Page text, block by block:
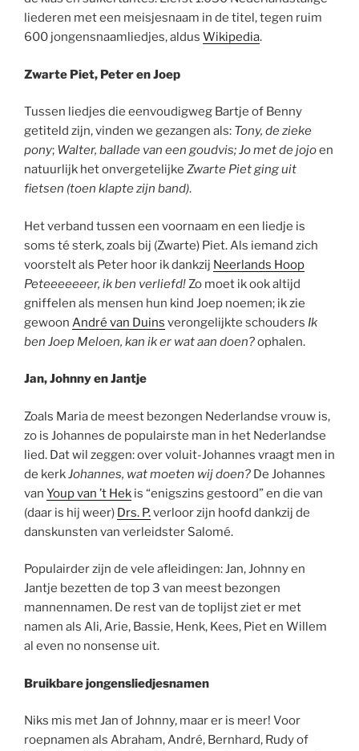
liederen met een meisjesnaam in de titel, tegen ruim
600 jongensnaamliedjes, aldus Wikipedia.
Zwarte Piet, Peter en Joep
Tussen liedjes die eenvoudigweg Bartje of Benny
getiteld zijn, vinden we gezangen als: Tony, de zieke
pony; Walter, ballade van een goudvis; Jo met de jojoen
natuurlijk het onvergetelijke Zwarte Piet ging uit
fietsen (toen klapte zijn band).
Het verband tussen een voornaam en een liedje is
soms té sterk, zoals bij (Zwarte) Piet. Als iemand zich
voorstelt als Peter hoor ik dankzij Neerlands Hoop
Peteeeeeeer, ik ben verliefd!Zo moet ik ook altijd
gniffelen als mensen hun kind Joep noemen; ik zie
gewoon André van Duins verongelijkte schouders Ik
ben Joep Meloen, kan ik er wat aan doen?ophalen.
Jan, Johnny en Jantje
Zoals Maria de meest bezongen Nederlandse vrouw is,
zo is Johannes de populairste man in het Nederlandse
lied. Dat wil zeggen: over voluit-Johannes vraagt men in
de kerkJohannes, wat moeten wij doen? De Johannes
van Youp van ’t Hek is “enigszins gestoord” en die van
(daar is hij weer) Drs. P.verloor zijn hoofd dankzij de
danskunsten van verleidster Salomé.
Populairder zijn de vele afleidingen: Jan, Johnny en
Jantje bezetten de top 3 van meest bezongen
mannennamen. De rest van de toplijst ziet er met
namen als Ali, Arie, Bassie, Henk, Kees, Piet en Willem
al even no nonsense uit.
Bruikbare jongensliedjesnamen
Niks mis met Jan of Johnny, maar er is meer! Voor
roepnamen als Abraham, André, Bernhard, Rudy of